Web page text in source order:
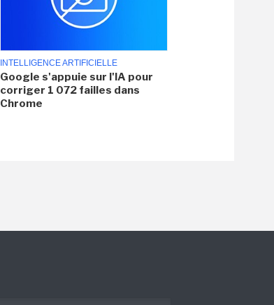
INTELLIGENCE ARTIFICIELLE
Google s'appuie sur l'IA pour
corriger 1 072 failles dans
Chrome